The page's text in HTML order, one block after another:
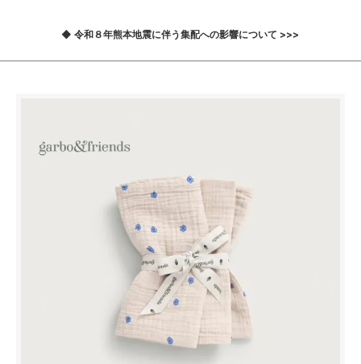
◆ 令和８年熊本地震に伴う集配への影響について >>>